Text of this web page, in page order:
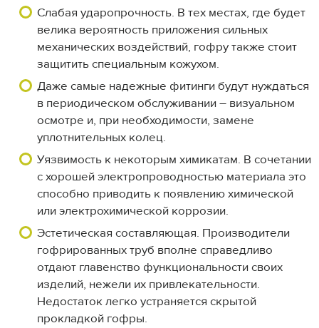
Слабая ударопрочность. В тех местах, где будет
велика вероятность приложения сильных
механических воздействий, гофру также стоит
защитить специальным кожухом.
Даже самые надежные фитинги будут нуждаться
в периодическом обслуживании – визуальном
осмотре и, при необходимости, замене
уплотнительных колец.
Уязвимость к некоторым химикатам. В сочетании
с хорошей электропроводностью материала это
способно приводить к появлению химической
или электрохимической коррозии.
Эстетическая составляющая. Производители
гофрированных труб вполне справедливо
отдают главенство функциональности своих
изделий, нежели их привлекательности.
Недостаток легко устраняется скрытой
прокладкой гофры.